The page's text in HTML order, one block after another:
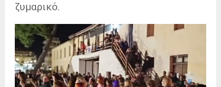
ζυμαρικό.